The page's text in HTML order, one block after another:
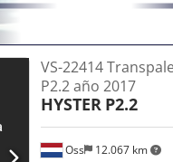
Oss 12.067 km
VS-22414
P2.2 año 2017
HYSTER P2.2